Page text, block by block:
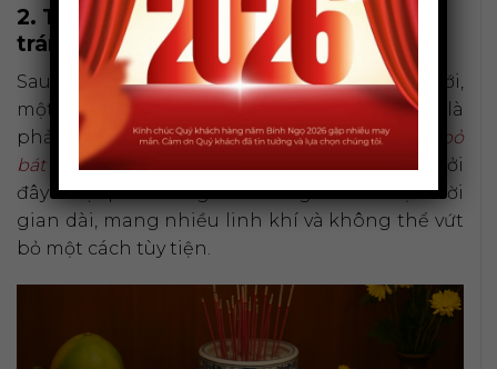
2. Thủ tục bỏ bát hương cũ đúng cách,
tránh phạm tâm linh
Sau khi hoàn thành việc an vị bát hương mới,
một câu hỏi lớn mà nhiều gia chủ quan tâm là
phải xử lý bát hương cũ như thế nào.Thủ tục bỏ
bát hương cũ
cũng quan trọng không kém, bởi
đây là vật phẩm đã gắn bó với gia đình một thời
gian dài, mang nhiều linh khí và không thể vứt
bỏ một cách tùy tiện.